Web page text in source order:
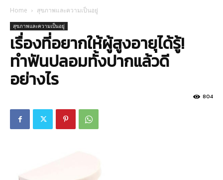
Home สุขภาพและความเป็นอยู่
สุขภาพและความเป็นอยู่
เรื่องที่อยากให้ผู้สูงอายุได้รู้!
ทำฟันปลอมทั้งปากแล้วดี
อย่างไร
804